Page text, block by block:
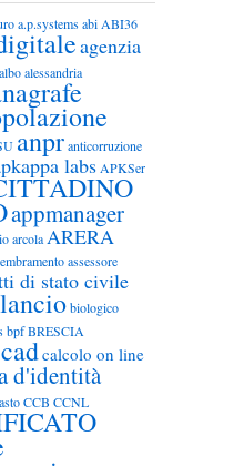
a.p.systems abi ABI36
agenzia
albo alessandria
anpr anticorruzione
labs APKSer
appmanager
arcola ARERA
assessore
di stato civile
biologico
bpfBRESCIA
cadcalcolo on line
d'identità
CCB CCNL